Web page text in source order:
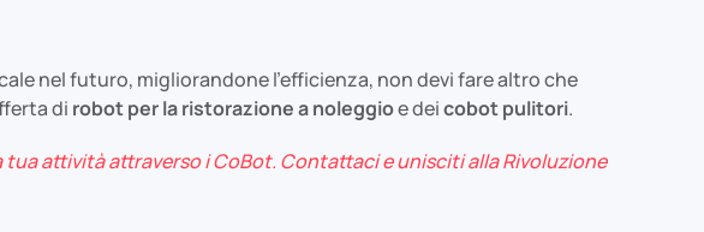
nel futuro, migliorandone l’efficienza, non devi fare altro che
di robot per la ristorazione a noleggioe deicobot pulitori.
attività attraverso i CoBot. Contattaci e unisciti alla Rivoluzione